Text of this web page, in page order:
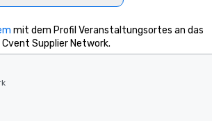
mit dem Profil Veranstaltungsortes an das
Cvent Supplier Network.